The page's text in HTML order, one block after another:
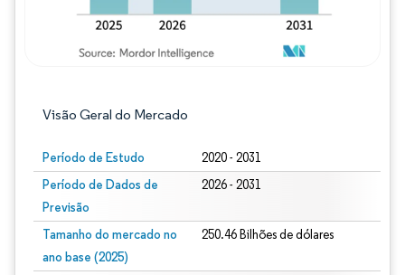
Visão Geral do Mercado
Período de Estudo 2020 - 2031
Período de Dados de
Previsão
2026 - 2031
Tamanho do mercado no
ano base (2025)
250.46 Bilhões de dólares